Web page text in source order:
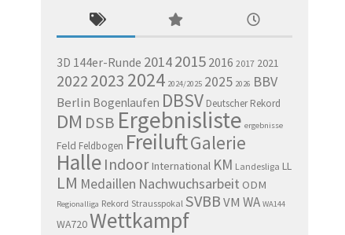
3D 144er-Runde 20142015 2016 2017 2021
20222023 2024 2024/2025 2025 2026 BBV
Berlin Bogenlaufen DBSV Deutscher Rekord
DM DSB Ergebnisliste ergebnisse
Feld Feldbogen FreiluftGalerie
Halle Indoor International KM Landesliga LL
LM Medaillen Nachwuchsarbeit ODM
Regionalliga Rekord Strausspokal SVBBVM WA WA144
WA720Wettkampf